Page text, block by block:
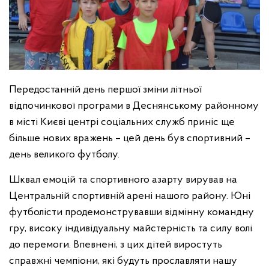
Передостанній день першої зміни літньої
відпочинкової програми в Деснянському районному
в місті Києві центрі соціальних служб приніс ще
більше нових вражень – цей день був спортивний –
день великого футболу.
Шквал емоцій та спортивного азарту вирував на
Центральній спортивній арені нашого району. Юні
футболісти продемонструвавши відмінну командну
гру, високу індивідуальну майстерність та силу волі
до перемоги. Впевнені, з цих дітей виростуть
справжні чемпіони, які будуть прославляти нашу